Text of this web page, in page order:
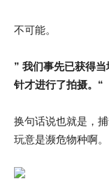
不可能。
” 我们事先已获得
针才进行了拍摄。 “
换句话说也就是，
玩意是濒危物种啊。